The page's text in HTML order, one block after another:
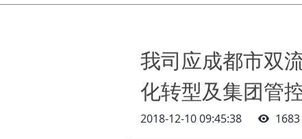
我司应成都市双
化转型及集团管
2018-12-10 09:45:38 1683